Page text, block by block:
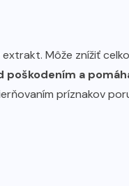
Môže znížiť
a
príznakov